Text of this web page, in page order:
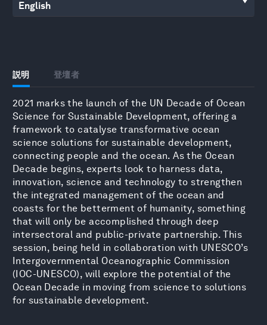
説明 登壇者
2021 marks the launch of the UN Decade of Ocean
Science for Sustainable Development, offering a
framework to catalyse transformative ocean
science solutions for sustainable development,
connecting people and the ocean. As the Ocean
Decade begins, experts look to harness data,
innovation, science and technology to strengthen
the integrated management of the ocean and
coasts for the betterment of humanity, something
that will only be accomplished through deep
intersectoral and public-private partnership. This
session, being held in collaboration with UNESCO’s
Intergovernmental Oceanographic Commission
(IOC-UNESCO), will explore the potential of the
Ocean Decade in moving from science to solutions
for sustainable development.